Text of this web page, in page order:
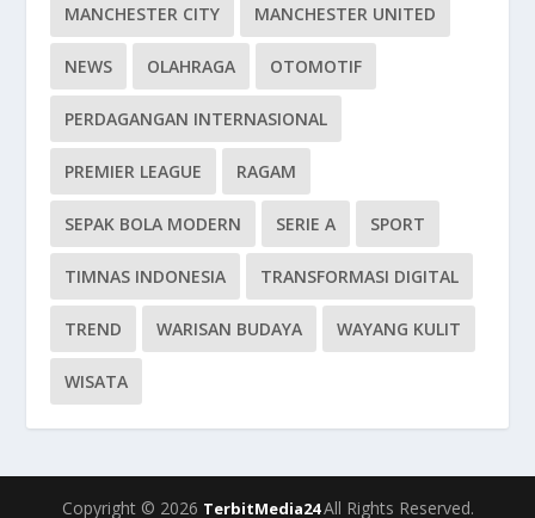
MANCHESTER CITY MANCHESTER UNITED
NEWS OLAHRAGA OTOMOTIF
PERDAGANGAN INTERNASIONAL
PREMIER LEAGUE RAGAM
SEPAK BOLA MODERN SERIE A SPORT
TIMNAS INDONESIA TRANSFORMASI DIGITAL
TREND WARISAN BUDAYA WAYANG KULIT
WISATA
Copyright © 2026 TerbitMedia24All Rights Reserved.